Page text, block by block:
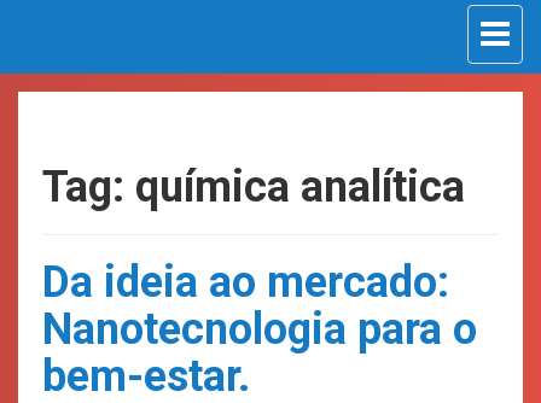
Toggle
Tag: química analítica
Da ideia ao mercado:
Nanotecnologia para o
bem-estar.